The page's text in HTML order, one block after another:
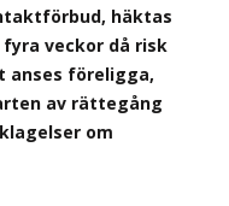
häktas
veckor då risk
föreligga,
av rättegång
om